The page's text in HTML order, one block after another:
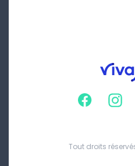
Tout droits